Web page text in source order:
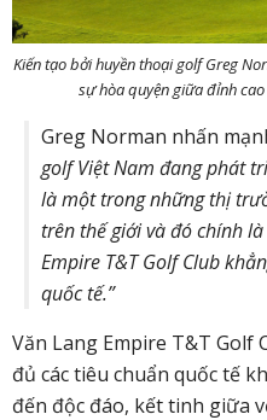
Kiến tạo bởi huyền thoại golf Greg
sự hòa quyện giữa đỉnh
Greg Norman nhấn
golf Việt Nam đang phát
là một trong những thị
trên thế giới và đó chính
Empire T&T Golf Club
quốc tế.”
Văn Lang Empire T&T Golf
đủ các tiêu chuẩn quốc tế
đến độc đáo, kết tinh giữa